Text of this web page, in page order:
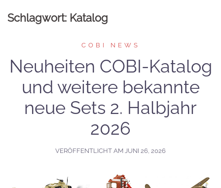
Schlagwort: Katalog
COBI NEWS
Neuheiten COBI-Katalog
und weitere bekannte
neue Sets 2. Halbjahr
2026
VERÖFFENTLICHT AM JUNI 26, 2026